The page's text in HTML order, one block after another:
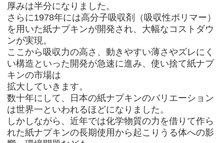
厚みは半分になりました。
さらに1978年には高分子吸収剤（吸収性ポリマー）
を用いた紙ナプキンが開発され、大幅なコストダウ
ンが実現。
ここから吸収力の高さ、動きやすい薄さやズレにく
い構造といった開発が急速に進み、使い捨て紙ナプ
キンの市場は
拡大していきます。
数十年にして、日本の紙ナプキンのバリエーション
は世界一といわれるほどになりました。
しかしながら、近年では化学物質の力を借りて作ら
れた紙ナプキンの長期使用から起こりうる体への影